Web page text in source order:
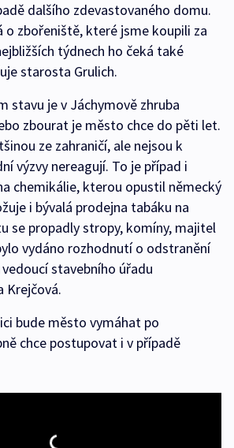
dalšího zdevastovaného domu.
o zbořeniště, které jsme koupili za
týdnech ho čeká také
starosta Grulich.
stavu je v Jáchymově zhruba
zbourat je město chce do pěti let.
ze zahraničí, ale nejsou k
výzvy nereagují. To je případ i
chemikálie, kterou opustil německý
i bývalá prodejna tabáku na
se propadly stropy, komíny, majitel
vydáno rozhodnutí o odstranění
stavebního úřadu
Krejčová.
bude město vymáhat po
chce postupovat i v případě